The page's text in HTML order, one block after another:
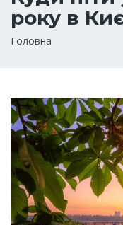
року в
Рядок
Головна